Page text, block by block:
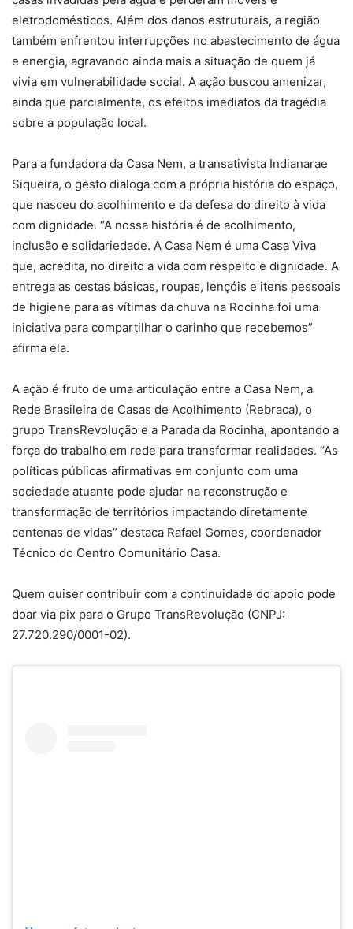
eletrodomésticos. Além dos danos estruturais, a região
também enfrentou interrupções no abastecimento de água
e energia, agravando ainda mais a situação de quem já
vivia em vulnerabilidade social. A ação buscou amenizar,
ainda que parcialmente, os efeitos imediatos da tragédia
sobre a população local.
Para a fundadora da Casa Nem, a transativista Indianarae
Siqueira, o gesto dialoga com a própria história do espaço,
que nasceu do acolhimento e da defesa do direito à vida
com dignidade. “A nossa história é de acolhimento,
inclusão e solidariedade. A Casa Nem é uma Casa Viva
que, acredita, no direito a vida com respeito e dignidade. A
entrega as cestas básicas, roupas, lençóis e itens pessoais
de higiene para as vítimas da chuva na Rocinha foi uma
iniciativa para compartilhar o carinho que recebemos”
afirma ela.
A ação é fruto de uma articulação entre a Casa Nem, a
Rede Brasileira de Casas de Acolhimento (Rebraca), o
grupo TransRevolução e a Parada da Rocinha, apontando a
força do trabalho em rede para transformar realidades. “As
políticas públicas afirmativas em conjunto com uma
sociedade atuante pode ajudar na reconstrução e
transformação de territórios impactando diretamente
centenas de vidas” destaca Rafael Gomes, coordenador
Técnico do Centro Comunitário Casa.
Quem quiser contribuir com a continuidade do apoio pode
doar via pix para o Grupo TransRevolução (CNPJ:
27.720.290/0001-02).